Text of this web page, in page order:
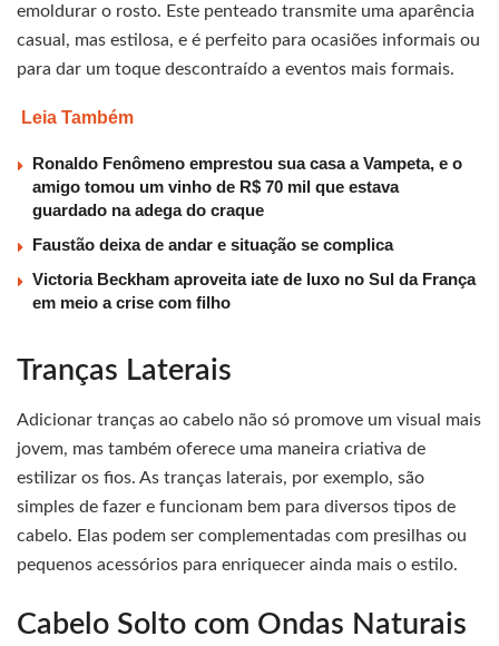
emoldurar o rosto. Este penteado transmite uma aparência
casual, mas estilosa, e é perfeito para ocasiões informais ou
para dar um toque descontraído a eventos mais formais.
Leia Também
Ronaldo Fenômeno emprestou sua casa a Vampeta, e o
amigo tomou um vinho de R$ 70 mil que estava
guardado na adega do craque
Faustão deixa de andar e situação se complica
Victoria Beckham aproveita iate de luxo no Sul da França
em meio a crise com filho
Tranças Laterais
Adicionar tranças ao cabelo não só promove um visual mais
jovem, mas também oferece uma maneira criativa de
estilizar os fios. As tranças laterais, por exemplo, são
simples de fazer e funcionam bem para diversos tipos de
cabelo. Elas podem ser complementadas com presilhas ou
pequenos acessórios para enriquecer ainda mais o estilo.
Cabelo Solto com Ondas Naturais